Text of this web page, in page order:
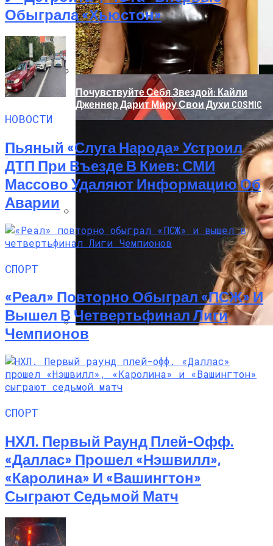
«Морковное» ДТП На Трассе Одесса-
Николаев: Столкнулись Два Грузовика
Почувствуйте Себя Звездой: Кайли
Дженнер Дарит Миру Свои Духи COSMIC
Алёна Шоптенко Показала
Танцевальный Мастер-Класс На Пляже
В Турции
Обыграла «Хьюстон»
НОВОСТИ
Пьяный «слуга Народа» Устроил
ДТП При Въезде В Киев: СМИ
Массово Удаляют Информацию Об
Аварии
СПОРТ
«Реал» Повторно Обыграл «ПСЖ» И
Вышел В Четвертьфинал Лиги
Чемпионов
СПОРТ
НХЛ. Первый Раунд Плей-Офф.
«Даллас» Прошел «Нэшвилл»,
«Каролина» И «Вашингтон»
Сыграют Седьмой Матч